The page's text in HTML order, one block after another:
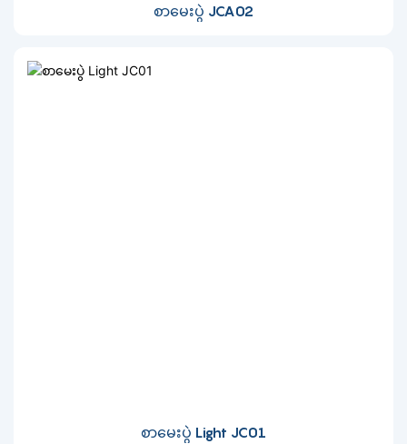
စာမေးပွဲ JCA02
စာမေးပွဲ Light JC01